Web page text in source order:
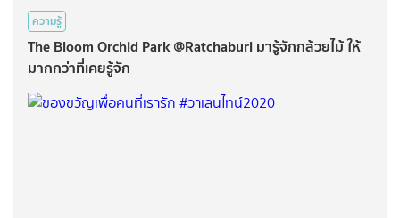
ความรู้
The Bloom Orchid Park @Ratchaburi มารู้จักกล้วยไม้ ให้
มากกว่าที่เคยรู้จัก